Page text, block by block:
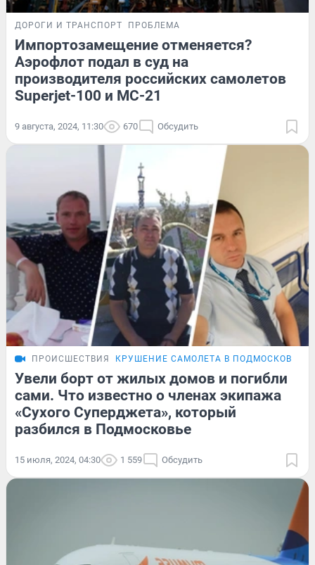
ДОРОГИ И ТРАНСПОРТ ПРОБЛЕМА
Импортозамещение отменяется?
Аэрофлот подал в суд на
производителя российских самолетов
Superjet-100 и МС-21
9 августа, 2024, 11:30 670 Обсудить
ПРОИСШЕСТВИЯ КРУШЕНИЕ САМОЛЕТА В ПОДМОСКОВЬЕ
Увели борт от жилых домов и погибли
сами. Что известно о членах экипажа
«Сухого Суперджета», который
разбился в Подмосковье
15 июля, 2024, 04:30 1 559 Обсудить